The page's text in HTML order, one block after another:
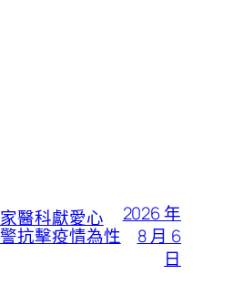
醫科獻愛心
抗擊疫情為性
2026 年
8 月 6
日